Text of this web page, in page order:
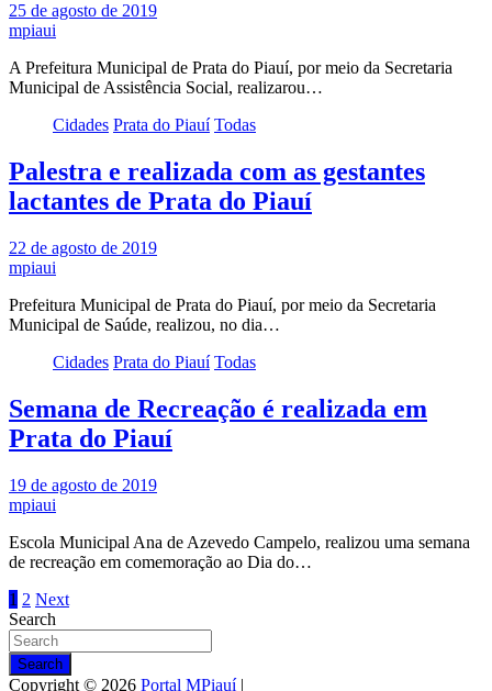
25 de agosto de 2019
mpiaui
A Prefeitura Municipal de Prata do Piauí, por meio da Secretaria
Municipal de Assistência Social, realizarou…
Cidades Prata do Piauí Todas
Palestra e realizada com as gestantes
lactantes de Prata do Piauí
22 de agosto de 2019
mpiaui
Prefeitura Municipal de Prata do Piauí, por meio da Secretaria
Municipal de Saúde, realizou, no dia…
Cidades Prata do Piauí Todas
Semana de Recreação é realizada em
Prata do Piauí
19 de agosto de 2019
mpiaui
Escola Municipal Ana de Azevedo Campelo, realizou uma semana
de recreação em comemoração ao Dia do…
Paginação
de
posts
1 2 Next
Search
Search
Copyright © 2026 Portal MPiauí|